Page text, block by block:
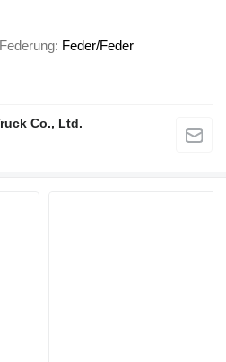
Federung Feder/Feder
Co., Ltd.